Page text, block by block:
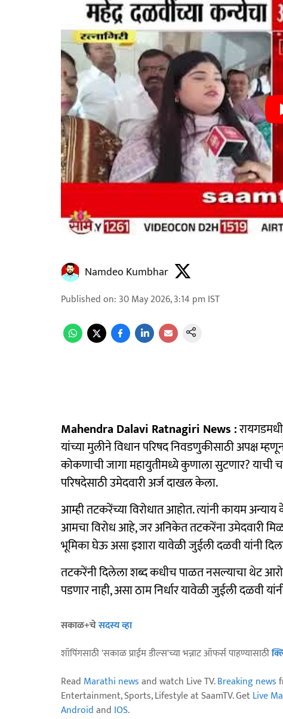
Namdeo Kumbhar
Published on: 30 May 2026, 3:14 pm IST
Mahendra Dalavi Ratnagiri News :
यांच्या मुलीने विधान परिषद निवडणुकीसाठी अपक्ष
कोकणाची जागा महायुतीमध्ये कुणाला सुटणार? याची
परिषदेसाठी उमेदवारी अर्ज दाखल केला.
आम्ही तटकरेंच्या विरोधात आहोत. त्यांनी कायम
आमचा विरोध आहे, जर अनिकेत तटकरेंना उमेदवारी
भूमिका घेऊ असा इशारा यावेळी जुईली दळवी यांनी
तटकरेंनी दिलेला शब्द कधीच पाळत नसल्याचा थेट
पडणार नाही, असा ठाम निर्धार यावेळी जुईली दळवी
सकाळ+चेसदस्य व्हा
शॉपिंगसाठी 'सकाळ प्राईम डील्स'च्या भन्नाट ऑफर्स पाहण्यासाठी
Read Marathi newsand watch Live TV.Breaking news
Entertainment, Sports, Lifestyle at SaamTV. GetLive
Androidand IOS.